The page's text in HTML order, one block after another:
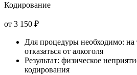
Кодирование
от 3 150 ₽
Для процедуры необходимо:
отказаться от алкоголя
Результат: физическое
кодирования